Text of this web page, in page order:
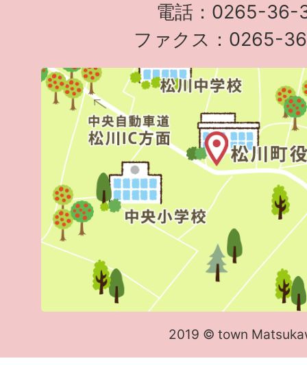
電話：0265-36-
ファクス：0265-
2019 © town